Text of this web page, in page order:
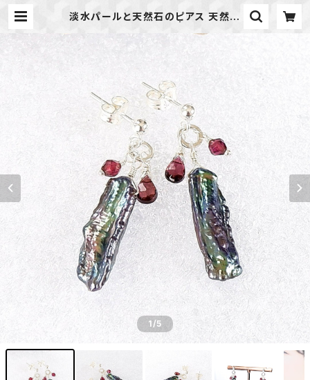
淡水パールと天然石のピアス 天然石
クセサリーShop *macari* マカ
1/5